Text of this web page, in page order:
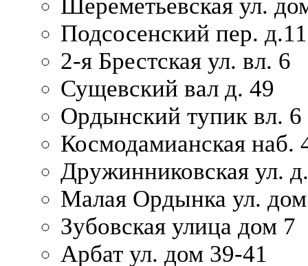
Шереметьевская ул.
Подсосенский пер. д.11
2-я Брестская ул. вл. 6
Сущевский вал д. 49
Ордынский тупик вл. 6
Космодамианская наб.
Дружинниковская ул.
Малая Ордынка ул.
Зубовская улица дом 7
Арбат ул. дом 39-41